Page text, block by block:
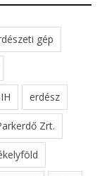
gép
erdész
Zrt.